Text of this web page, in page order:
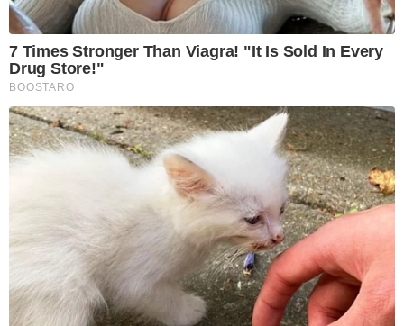
7 Times Stronger Than Viagra! "It Is Sold In Every
Drug Store!"
BOOSTARO